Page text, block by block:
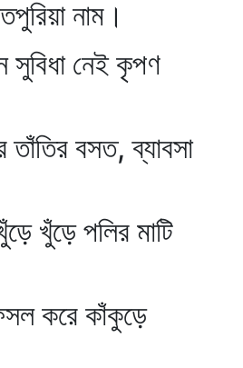
নাম।
নেই কৃপণ
বসত, ব্যাবসা
খুঁড়ে পলির মাটি
করে কাঁকুড়ে